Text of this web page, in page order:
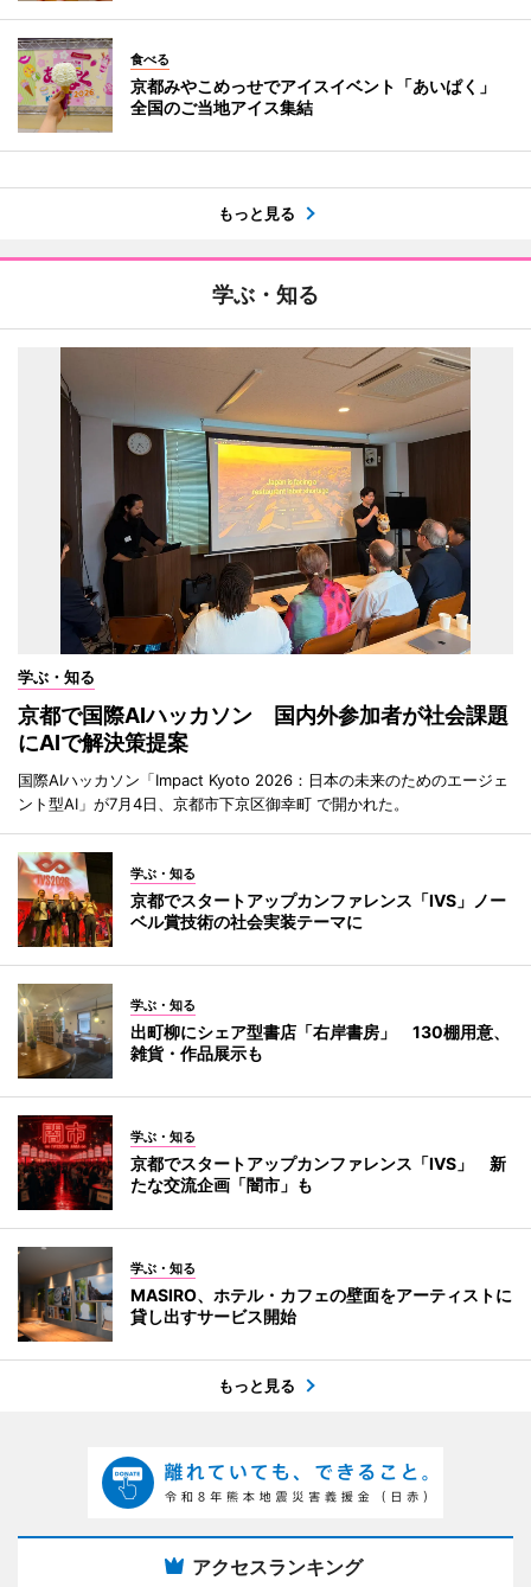
食べる
京都みやこめっせでアイスイベント「あいぱく」
全国のご当地アイス集結
もっと見る
学ぶ・知る
学ぶ・知る
京都で国際AIハッカソン 国内外参加者が社会課題
にAIで解決策提案
国際AIハッカソン「Impact Kyoto 2026：日本の未来のためのエージェ
ント型AI」が7月4日、京都市下京区御幸町 で開かれた。
学ぶ・知る
京都でスタートアップカンファレンス「IVS」ノー
ベル賞技術の社会実装テーマに
学ぶ・知る
出町柳にシェア型書店「右岸書房」 130棚用意、
雑貨・作品展示も
学ぶ・知る
京都でスタートアップカンファレンス「IVS」 新
たな交流企画「闇市」も
学ぶ・知る
MASIRO、ホテル・カフェの壁面をアーティストに
貸し出すサービス開始
もっと見る
アクセスランキング